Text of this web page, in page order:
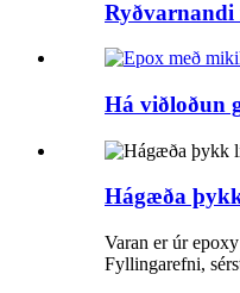
Há viðloðun
Hágæða
Varan er úr
Fyllingarefni,